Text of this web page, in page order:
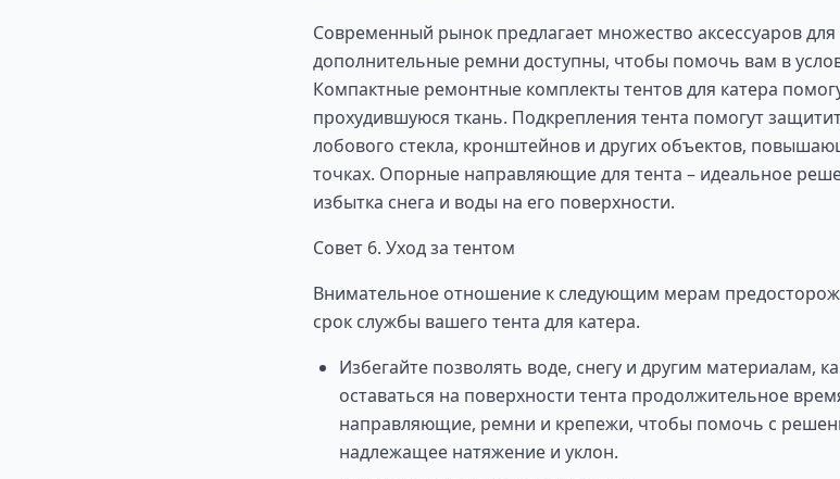
Современный рынок предлагает множество аксессуаров
дополнительные ремни доступны, чтобы помочь вам в
Компактные ремонтные комплекты тентов для катера
прохудившуюся ткань. Подкрепления тента помогут
лобового стекла, кронштейнов и других объектов,
точках. Опорные направляющие для тента – идеальное
избытка снега и воды на его поверхности.
Совет 6. Уход за тентом
Внимательное отношение к следующим мерам
срок службы вашего тента для катера.
Избегайте позволять воде, снегу и другим материалам,
оставаться на поверхности тента продолжительное
направляющие, ремни и крепежи, чтобы помочь с
надлежащее натяжение и уклон.